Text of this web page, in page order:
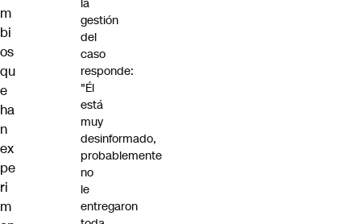
m
bi
os
qu
e
ha
n
ex
pe
ri
m
la
gestión
del
caso
responde:
"Él
está
muy
desinformado,
probablemente
no
le
entregaron